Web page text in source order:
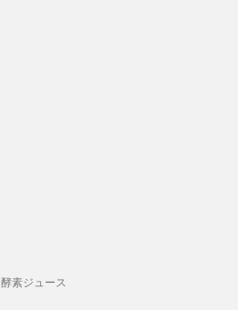
酵素ジュース